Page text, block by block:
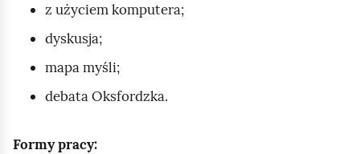
z użyciem komputera;
dyskusja;
mapa myśli;
debata Oksfordzka.
Formy pracy: